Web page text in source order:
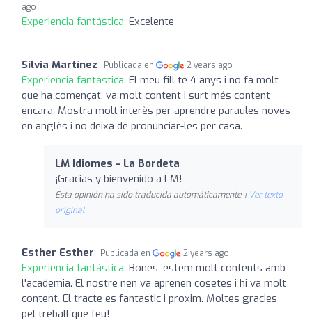
ago
Experiencia fantástica: Excelente
Silvia Martínez Publicada en 2 years ago
Experiencia fantástica: El meu fill te 4 anys i no fa molt
que ha començat, va molt content i surt més content
encara. Mostra molt interès per aprendre paraules noves
en anglès i no deixa de pronunciar-les per casa.
LM Idiomes - La Bordeta
¡Gracias y bienvenido a LM!
Esta opinión ha sido traducida automáticamente. | Ver texto
original
Esther Esther Publicada en 2 years ago
Experiencia fantástica: Bones, estem molt contents amb
l'academia. El nostre nen va aprenen cosetes i hi va molt
content. El tracte es fantastic i proxim. Moltes gracies
pel treball que feu!